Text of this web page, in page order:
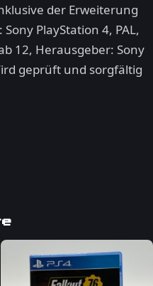
der Erweiterung
PlayStation 4, PAL,
12, Herausgeber: Sony
geprüft und sorgfältig